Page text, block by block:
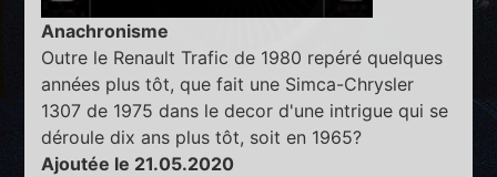
Anachronisme
Outre le Renault Trafic de 1980 repéré quelques
années plus tôt, que fait une Simca-Chrysler
1307 de 1975 dans le decor d'une intrigue qui se
déroule dix ans plus tôt, soit en 1965?
Ajoutée le 21.05.2020